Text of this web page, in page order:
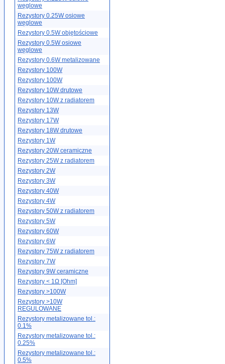
węglowe
Rezystory 0.25W osiowe
węglowe
Rezystory 0.5W objętościowe
Rezystory 0.5W osiowe
węglowe
Rezystory 0.6W metalizowane
Rezystory 100W
Rezystory 100W
Rezystory 10W drutowe
Rezystory 10W z radiatorem
Rezystory 13W
Rezystory 17W
Rezystory 18W drutowe
Rezystory 1W
Rezystory 20W ceramiczne
Rezystory 25W z radiatorem
Rezystory 2W
Rezystory 3W
Rezystory 40W
Rezystory 4W
Rezystory 50W z radiatorem
Rezystory 5W
Rezystory 60W
Rezystory 6W
Rezystory 75W z radiatorem
Rezystory 7W
Rezystory 9W ceramiczne
Rezystory < 1Ω [Ohm]
Rezystory >100W
Rezystory >10W
REGULOWANE
Rezystory metalizowane tol.:
0.1%
Rezystory metalizowane tol.:
0.25%
Rezystory metalizowane tol.:
0.5%